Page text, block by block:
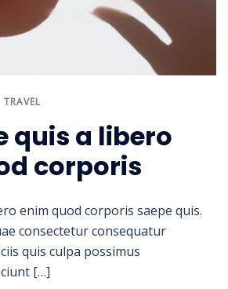
TRAVEL
quis a libero
corporis
enim quod corporis saepe quis.
consectetur consequatur
quis culpa possimus
[…]